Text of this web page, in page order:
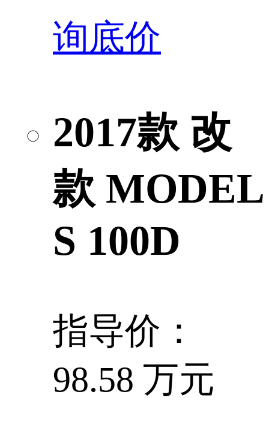
询底价
2017款 改
款 MODEL
S 100D
指导价：
98.58 万元